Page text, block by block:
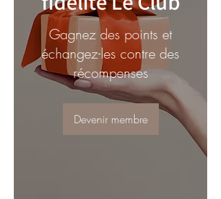
Gagnez des points et
échangez-les contre des
récompenses
Devenir membre